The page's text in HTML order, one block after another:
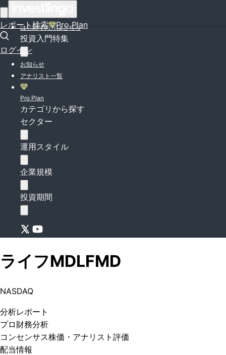
レポート検索 Pro Plan
ログイン
はじめての方はこちら
投資入門特集
お知らせ
アナリスト一覧
Pro Plan
カテゴリから探す
セクター
運用スタイル
企業規模
投資期間
ライフMDLFMD
NASDAQ
分析レポート
プロ 財務分析
コンセンサス株価 ・アナリスト評価
配当情報